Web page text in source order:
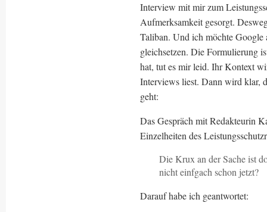
Interview mit mir zum
Aufmerksamkeit gesorgt.
Taliban. Und ich möchte Google
gleichsetzen. Die Formulierung
hat, tut es mir leid. Ihr Kontext
Interviews liest. Dann wird klar,
geht:
Das Gespräch mit Redakteurin
Einzelheiten des
Die Krux an der Sache ist
nicht einfgach schon jetzt?
Darauf habe ich geantwortet: